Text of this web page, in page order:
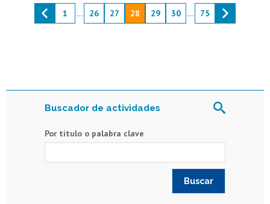
Buscador de actividades
Por título o palabra clave
1 ... 26 27 28 29 30 ... 75